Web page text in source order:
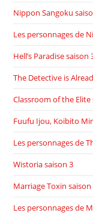
Nippon Sangoku
Les personnages de
Hell’s Paradise saison
The Detective is
Classroom of the Elite
Fuufu Ijou, Koibito
Les personnages de
Wistoria saison 3
Marriage Toxin saison
Les personnages de